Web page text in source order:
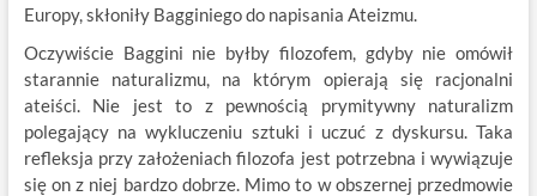
Europy, skłoniły Bagginiego do napisania Ateizmu.
Oczywiście Baggini nie byłby filozofem, gdyby nie omówił
starannie naturalizmu, na którym opierają się racjonalni
ateiści. Nie jest to z pewnością prymitywny naturalizm
polegający na wykluczeniu sztuki i uczuć z dyskursu. Taka
refleksja przy założeniach filozofa jest potrzebna i wywiązuje
się on z niej bardzo dobrze. Mimo to w obszernej przedmowie